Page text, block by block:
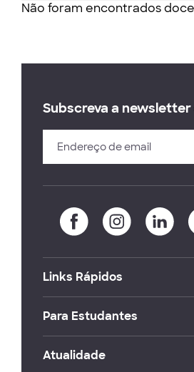
Não foram encontrados
Subscreva a newsletter
Links Rápidos
Para Estudantes
Atualidade